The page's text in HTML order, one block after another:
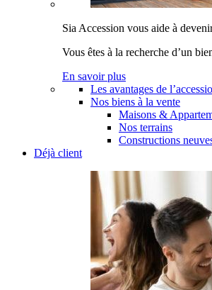
Sia Accession vous aide à
Vous êtes à la recherche d’un
En savoir plus
Les avantages de
Nos biens à la vente
Maisons &
Nos terrains
Constructions
Déjà client